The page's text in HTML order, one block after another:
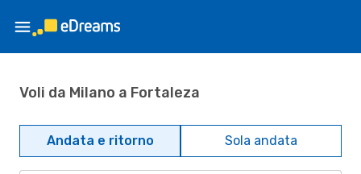
Voli da Milano a Fortaleza
Andata e ritorno Sola andata